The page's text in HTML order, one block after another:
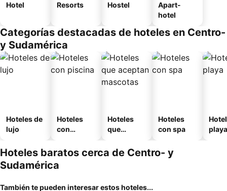
Hotel Resorts Hostel
Apart-
hotel
Categorías destacadas de hoteles en Centro-
y Sudamérica
Hoteles de
lujo
Hoteles
con
Hoteles
que
mascotas
Hoteles
con spa
playa
Hoteles baratos cerca de Centro- y
Sudamérica
También te pueden interesar estos hoteles...